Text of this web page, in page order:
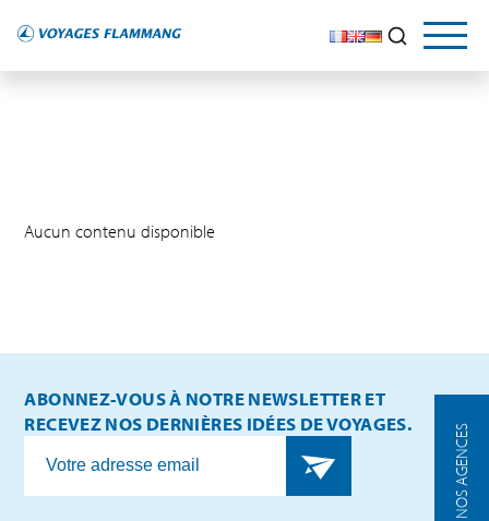
NOS AGENCES
Aucun contenu disponible
ABONNEZ-VOUS À NOTRE NEWSLETTER ET
RECEVEZ NOS DERNIÈRES IDÉES DE VOYAGES.